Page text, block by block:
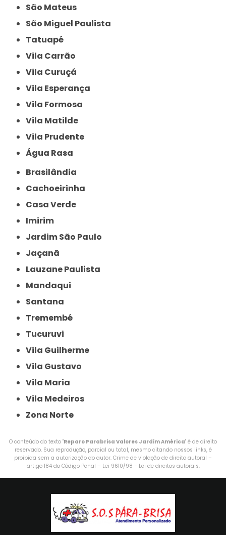
São Mateus
São Miguel Paulista
Tatuapé
Vila Carrão
Vila Curuçá
Vila Esperança
Vila Formosa
Vila Matilde
Vila Prudente
Água Rasa
Brasilândia
Cachoeirinha
Casa Verde
Imirim
Jardim São Paulo
Jaçanã
Lauzane Paulista
Mandaqui
Santana
Tremembé
Tucuruvi
Vila Guilherme
Vila Gustavo
Vila Maria
Vila Medeiros
Zona Norte
O conteúdo do texto "Reparo Parabrisa Valores Jardim América" é de direito
reservado. Sua reprodução, parcial ou total, mesmo citando nossos links, é
proibida sem a autorização do autor. Crime de violação de direito autoral –
artigo 184 do Código Penal – Lei 9610/98 - Lei de direitos autorais.